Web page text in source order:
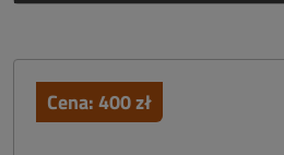
Cena:400zł